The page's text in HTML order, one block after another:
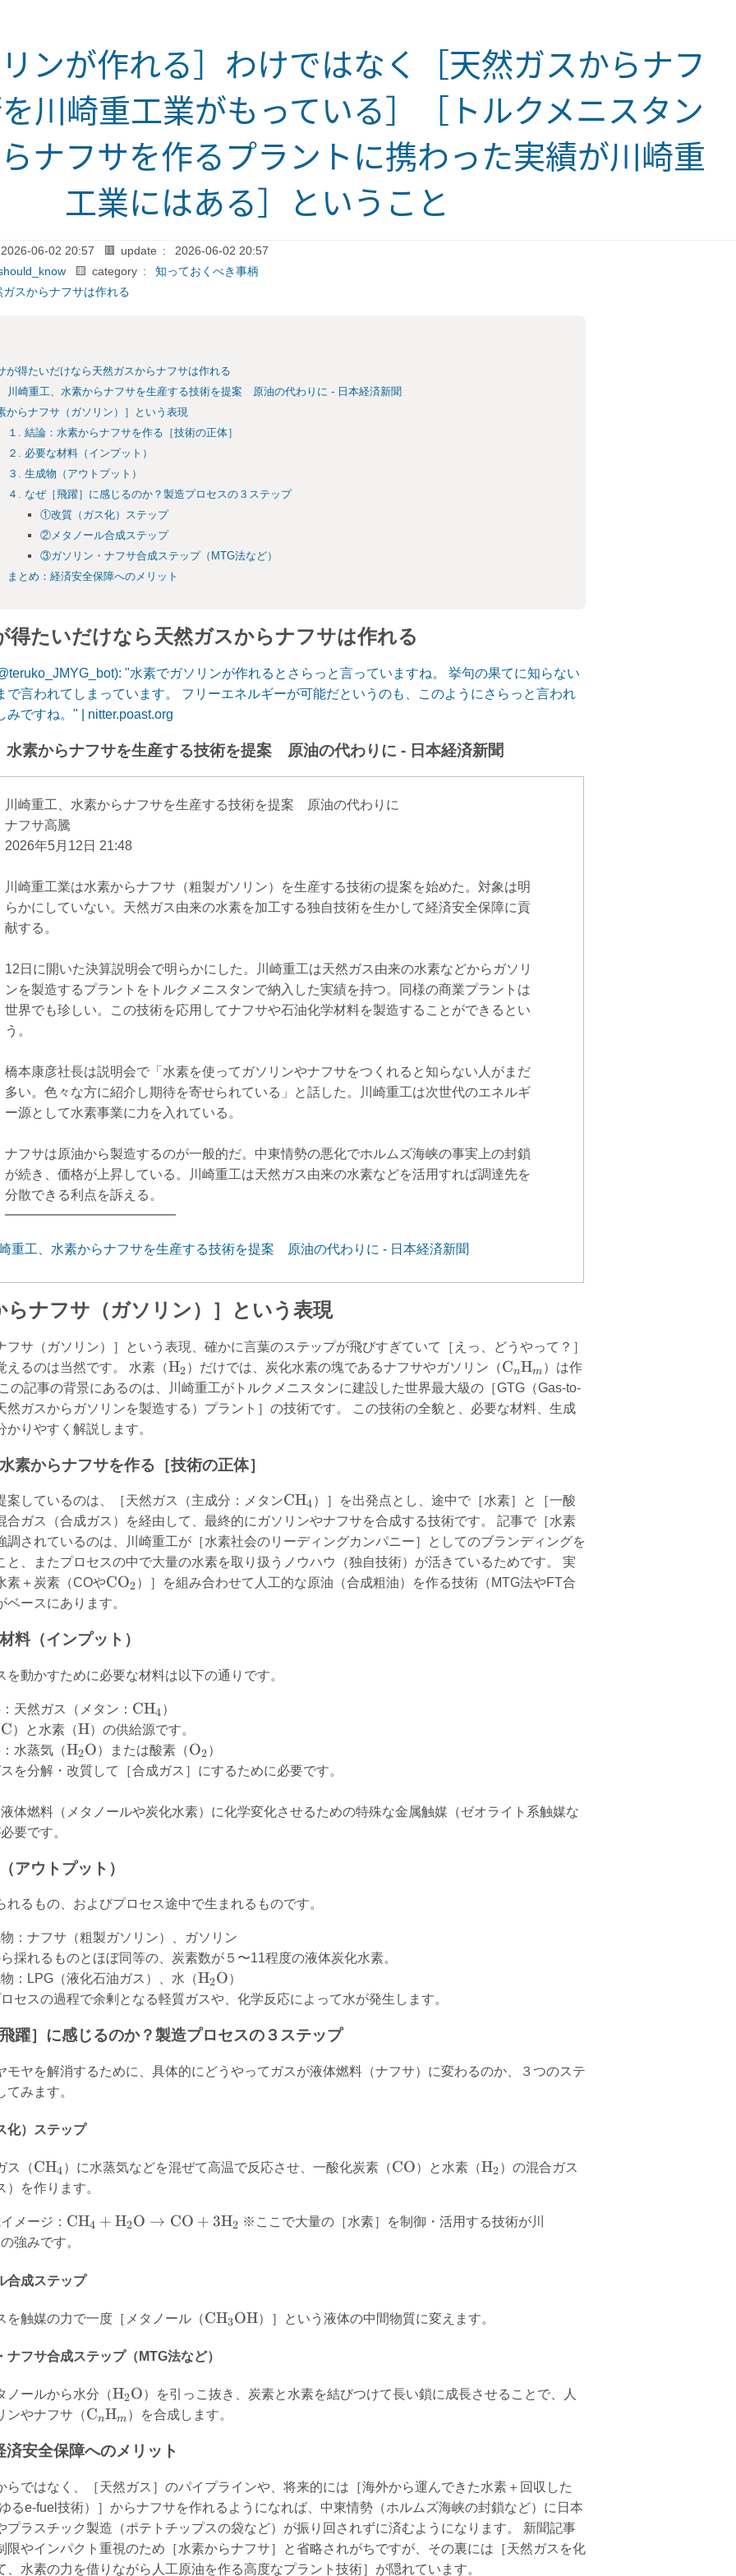
ンが作れる］わけではなく［天然ガスからナフ
川崎重工業がもっている］［トルクメニスタン
ナフサを作るプラントに携わった実績が川崎重
工業にはある］ということ
2026-06-02 20:57 🟥 update :
2026-06-02 20:57
🟨 category :
知っておくべき事柄
ガスからナフサは作れる
が得たいだけなら天然ガスからナフサは作れる
川崎重工、水素からナフサを生産する技術を提案 原油の代わりに - 日本経済新聞
からナフサ（ガソリン）］という表現
１. 結論：水素からナフサを作る［技術の正体］
２. 必要な材料（インプット）
３. 生成物（アウトプット）
４. なぜ［飛躍］に感じるのか？製造プロセスの３ステップ
①改質（ガス化）ステップ
②メタノール合成ステップ
③ガソリン・ナフサ合成ステップ（MTG法など）
まとめ：経済安全保障へのメリット
得たいだけなら天然ガスからナフサは作れる
"水素でガソリンが作れるとさらっと言っていますね。 挙句の果てに知らない
で言われてしまっています。 フリーエネルギーが可能だというのも、このようにさらっと言われ
みですね。" | nitter.poast.org
水素からナフサを生産する技術を提案 原油の代わりに - 日本経済新聞
川崎重工、水素からナフサを生産する技術を提案 原油の代わりに
ナフサ高騰
2026年5月12日 21:48
川崎重工業は水素からナフサ（粗製ガソリン）を生産する技術の提案を始めた。対象は明
らかにしていない。天然ガス由来の水素を加工する独自技術を生かして経済安全保障に貢
献する。
12日に開いた決算説明会で明らかにした。川崎重工は天然ガス由来の水素などからガソリ
ンを製造するプラントをトルクメニスタンで納入した実績を持つ。同様の商業プラントは
世界でも珍しい。この技術を応用してナフサや石油化学材料を製造することができるとい
う。
橋本康彦社長は説明会で「水素を使ってガソリンやナフサをつくれると知らない人がまだ
多い。色々な方に紹介し期待を寄せられている」と話した。川崎重工は次世代のエネルギ
ー源として水素事業に力を入れている。
ナフサは原油から製造するのが一般的だ。中東情勢の悪化でホルムズ海峡の事実上の封鎖
が続き、価格が上昇している。川崎重工は天然ガス由来の水素などを活用すれば調達先を
分散できる利点を訴える。
━━━━━━━━━━━━━
重工、水素からナフサを生産する技術を提案 原油の代わりに - 日本経済新聞
らナフサ（ガソリン）］という表現
フサ（ガソリン）］という表現、確かに言葉のステップが飛びすぎていて［えっ、どうやって？］
えるのは当然です。 水素（\text{H}_2
H2 ）だけでは、炭化水素の塊であるナフサやガソリン（\text{C}_n\text{H}_m
CnHm ）は作
の記事の背景にあるのは、川崎重工がトルクメニスタンに建設した世界最大級の［GTG（Gas-to-
然ガスからガソリンを製造する）プラント］の技術です。 この技術の全貌と、必要な材料、生成
かりやすく解説します。
素からナフサを作る［技術の正体］
案しているのは、［天然ガス（主成分：メタン\text{CH}_4
CH4 ）］を出発点とし、途中で［水素］と［一酸
合ガス（合成ガス）を経由して、最終的にガソリンやナフサを合成する技術です。 記事で［水素
調されているのは、川崎重工が［水素社会のリーディングカンパニー］としてのブランディングを
と、またプロセスの中で大量の水素を取り扱うノウハウ（独自技術）が活きているためです。 実
素＋炭素（COや\text{CO}_2
CO2 ）］を組み合わせて人工的な原油（合成粗油）を作る技術（MTG法やFT合
ベースにあります。
料（インプット）
を動かすために必要な材料は以下の通りです。
天然ガス（メタン： \text{CH}_4
CH4 ）
\text{C}
C）と水素（\text{H}
H）の供給源です。
水蒸気（\text{H}_2\text{O}
H2O）または酸素（\text{O}_2
O2 ）
を分解・改質して［合成ガス］にするために必要です。
体燃料（メタノールや炭化水素）に化学変化させるための特殊な金属触媒（ゼオライト系触媒な
要です。
アウトプット）
れるもの、およびプロセス途中で生まれるものです。
：ナフサ（粗製ガソリン）、ガソリン
採れるものとほぼ同等の、炭素数が５〜11程度の液体炭化水素。
：LPG（液化石油ガス）、水（\text{H}_2\text{O}
H2O）
セスの過程で余剰となる軽質ガスや、化学反応によって水が発生します。
躍］に感じるのか？製造プロセスの３ステップ
モヤを解消するために、具体的にどうやってガスが液体燃料（ナフサ）に変わるのか、３つのステ
みます。
化）ステップ
ス（\text{CH}_4
CH4 ）に水蒸気などを混ぜて高温で反応させ、一酸化炭素（\text{CO}
CO）と水素（\text{H}_2
H2 ）の混合ガス
を作ります。
メージ： \text{CH}_4 +
\text{CO} +
CH4 + H2O → CO + 3H2 ※ここで大量の［水素］を制御・活用する技術が川
強みです。
合成ステップ
を触媒の力で一度［メタノール（\text{CH}_3\text{OH}
CH3OH）］という液体の中間物質に変えます。
フサ合成ステップ（MTG法など）
ノールから水分（\text{H}_2\text{O}
H2O）を引っこ抜き、炭素と水素を結びつけて長い鎖に成長させることで、人
ンやナフサ（\text{C}_n\text{H}_m
CnHm ）を合成します。
済安全保障へのメリット
らではなく、［天然ガス］のパイプラインや、将来的には［海外から運んできた水素＋回収した
るe-fuel技術）］からナフサを作れるようになれば、中東情勢（ホルムズ海峡の封鎖など）に日本
プラスチック製造（ポテトチップスの袋など）が振り回されずに済むようになります。 新聞記事
限やインパクト重視のため［水素からナフサ］と省略されがちですが、その裏には［天然ガスを化
、水素の力を借りながら人工原油を作る高度なプラント技術］が隠れています。